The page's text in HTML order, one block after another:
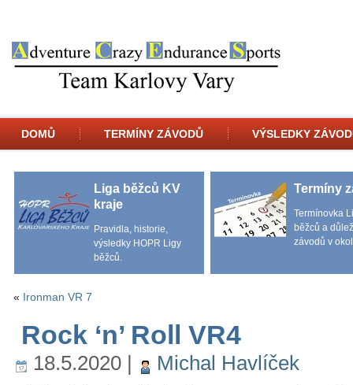
DOMŮ TERMÍNY ZÁVODŮ VÝSLEDKY
Liga běžců KV
kraje
Pravidla, historie,
výsledky HOPR Ligy
běžců.
Termíny
Termínovka
běžců a
závodů v
« Ironman VR 7
Rock ‘n’ Roll VR4
18.5.2020 |
Michal Havlíček